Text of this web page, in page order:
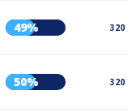
49% 320
50% 320